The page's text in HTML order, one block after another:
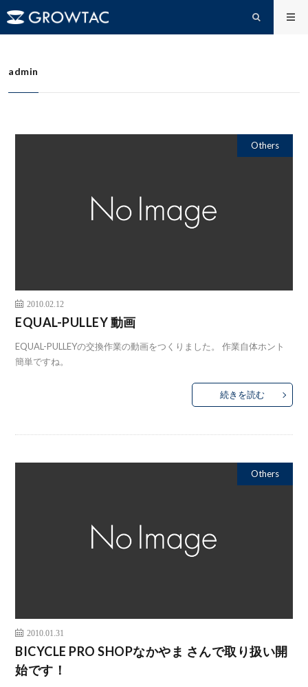
HOME admin
admin
Others
2010.02.12
EQUAL-PULLEY 動画
EQUAL-PULLEYの交換作業の動画をつくりました。 作業自体ホント
簡単ですね。
続きを読む
Others
2010.01.31
BICYCLE PRO SHOPなかやま さんで取り扱い開
始です！